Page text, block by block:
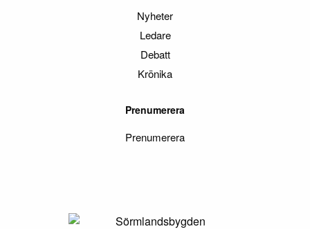
Nyheter
Ledare
Debatt
Krönika
Prenumerera
Prenumerera